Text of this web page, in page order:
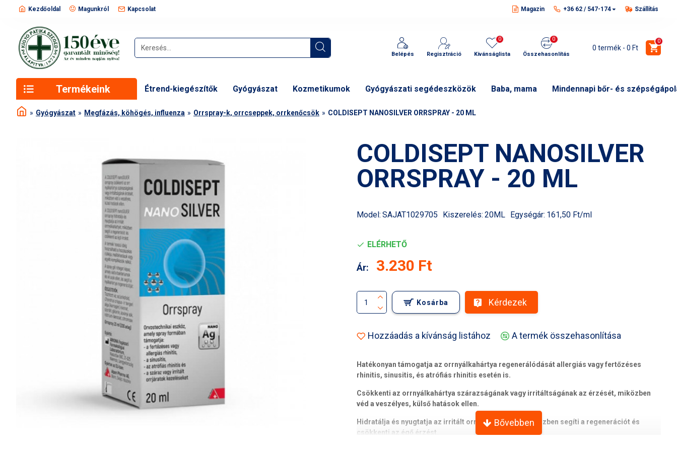
Kezdőoldal Magunkról Kapcsolat Magazin +36 62 / 547-174 Szállítás
Belépés Regisztráció Kívánságlista
0
Összehasonlítás
0
0 termék - 0 Ft
0
Termékeink Étrend-kiegészítők Gyógyászat Kozmetikumok Gyógyászati segédeszközök Baba, mama Mindennapi bőr- és
Gyógyászat Megfázás, köhögés, influenza Orrspray-k, orrcseppek, orrkenőcsök COLDISEPT NANOSILVER ORRSPRAY - 20 ML
COLDISEPT NANOSILVER
ORRSPRAY - 20 ML
Model: SAJAT1029705 Kiszerelés: 20ML Egységár: 161,50 Ft/ml
ELÉRHETŐ
Ár: 3.230 Ft
Kosárba Kérdezek
Hozzáadás a kívánság listához A termék összehasonlítása
Hatékonyan támogatja az orrnyálkahártya regenerálódását allergiás vagy fertőzéses
rhinitis, sinusitis, és atrófiás rhinitis esetén is.
Csökkenti az orrnyálkahártya szárazságának vagy irritáltságának az érzését, miközben
véd a veszélyes, külső hatások ellen.
Hidratálja és nyugtatja az irritált orrnyálkahártyát, miközben segíti a regenerációt és
csökkenti az égő érzést.